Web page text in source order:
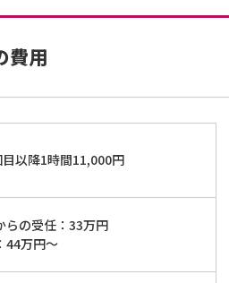
費用
以降1時間11,000円
の受任：33万円
44万円～